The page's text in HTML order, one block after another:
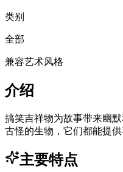
类别
全部
兼容艺术风格
介绍
搞笑吉祥物为故事带来幽
古怪的生物，它们都能提
主要特点